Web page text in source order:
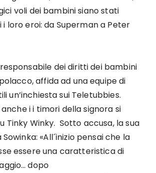
voli dei bambini siano stati
loro eroi: da Superman a Peter
responsabile dei diritti dei bambini
affida ad una equipe di
un’inchiesta sui Teletubbies.
i i timori della signora si
Tinky Winky. Sotto accusa, la sua
«All´inizio pensai che la
essere una caratteristica di
dopo